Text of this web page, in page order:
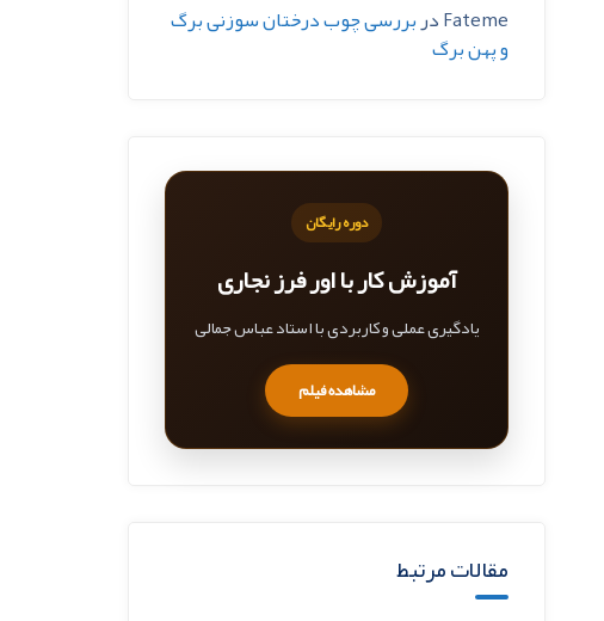
Fatemeدربررسی چوب درختان سوزنی برگ
و پهن برگ
دوره رایگان
آموزش کار با اور فرز نجاری
یادگیری عملی و کاربردی با استاد عباس جمالی
مشاهده فیلم
مقالات مرتبط